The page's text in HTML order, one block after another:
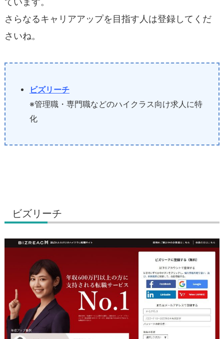
さらなるキャリアアップを目指す人は登録してくだ
さいね。
ビズリーチ
※管理職・専門職などのハイクラス向け求人に特
化
ビズリーチ